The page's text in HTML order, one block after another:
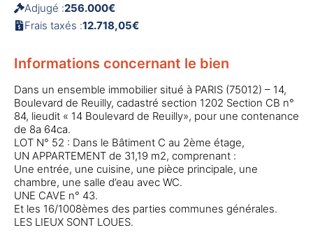
Adjugé :256.000€
Frais taxés :12.718,05€
Informations concernant le bien
Dans un ensemble immobilier situé à PARIS (75012) – 14,
Boulevard de Reuilly, cadastré section 1202 Section CB n°
84, lieudit « 14 Boulevard de Reuilly», pour une contenance
de 8a 64ca.
LOT N° 52 : Dans le Bâtiment C au 2ème étage,
UN APPARTEMENT de 31,19 m2, comprenant :
Une entrée, une cuisine, une pièce principale, une
chambre, une salle d’eau avec WC.
UNE CAVE n° 43.
Et les 16/1008èmes des parties communes générales.
LES LIEUX SONT LOUES.